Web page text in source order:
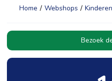
Home / Webshops / Kinderen
Bezoek